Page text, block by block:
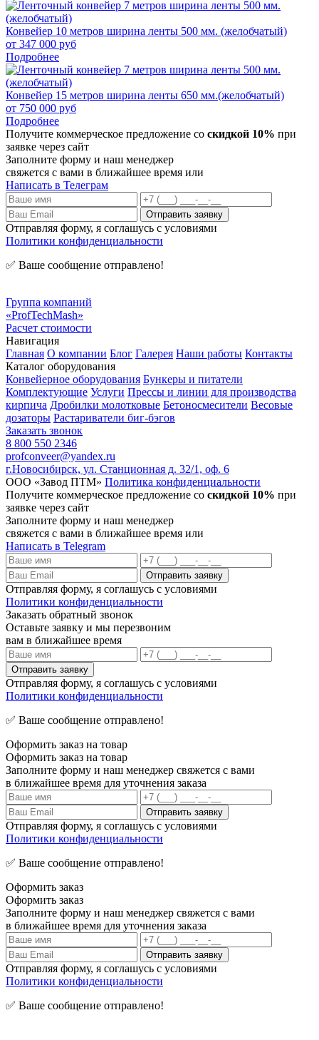
Конвейер 10 метров ширина ленты 500 мм. (желобчатый)
от 347 000 руб
Подробнее
Конвейер 15 метров ширина ленты 650 мм.(желобчатый)
от 750 000 руб
Подробнее
Получите коммерческое предложение со скидкой 10% при
заявке через сайт
Заполните форму и наш менеджер
свяжется с вами в ближайшее время или
Написать в Телеграм
Отправляя форму, я соглашусь с условиями
Политики конфиденциальности
✅ Ваше сообщение отправлено!
Группа компаний
«ProfTechMash»
Расчет стоимости
Навигация
Главная О компании Блог Галерея Наши работы Контакты
Каталог оборудования
Конвейерное оборудования Бункеры и питатели
Комплектующие Услуги Прессы и линии для производства
кирпича Дробилки молотковые Бетоносмесители Весовые
дозаторы Растариватели биг-бэгов
Заказать звонок
8 800 550 2346
profconveer@yandex.ru
г.Новосибирск, ул. Станционная д. 32/1, оф. 6
ООО «Завод ПТМ» Политика конфиденциальности
Получите коммерческое предложение со скидкой 10% при
заявке через сайт
Заполните форму и наш менеджер
свяжется с вами в ближайшее время или
Написать в Telegram
Отправляя форму, я соглашусь с условиями
Политики конфиденциальности
Заказать обратный звонок
Оставьте заявку и мы перезвоним
вам в ближайшее время
Отправляя форму, я соглашусь с условиями
Политики конфиденциальности
✅ Ваше сообщение отправлено!
Оформить заказ на товар
Оформить заказ на товар
Заполните форму и наш менеджер свяжется с вами
в ближайшее время для уточнения заказа
Отправляя форму, я соглашусь с условиями
Политики конфиденциальности
✅ Ваше сообщение отправлено!
Оформить заказ
Оформить заказ
Заполните форму и наш менеджер свяжется с вами
в ближайшее время для уточнения заказа
Отправляя форму, я соглашусь с условиями
Политики конфиденциальности
✅ Ваше сообщение отправлено!